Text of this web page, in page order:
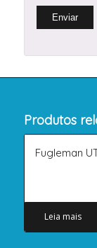
Produtos
Fugleman
Leia mais